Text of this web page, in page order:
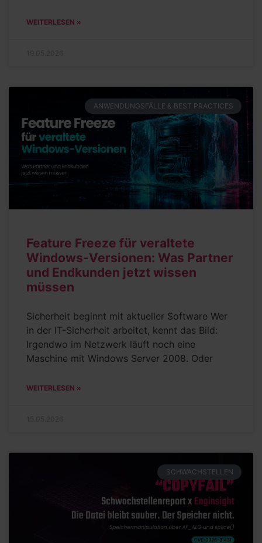
WEITERLESEN »
ANWENDUNGSFÄLLE & BEST PRACTICES
Feature Freeze für veraltete
Windows-Versionen: Was Partner
und Endkunden jetzt wissen
müssen
Sicherheit beginnt mit aktueller Software Wer
in der IT-Sicherheit arbeitet, kennt das Bild:
Irgendwo im Netzwerk läuft noch eine
Maschine mit Windows Server 2008. Oder
WEITERLESEN »
SCHWACHSTELLEN